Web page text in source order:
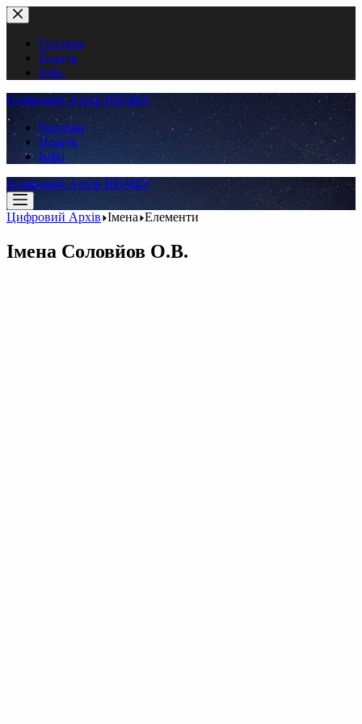
Перейти
до
вмістуГоловна
Пошук
Інфо
Цифровий Архів ННМБУ
Головна
Пошук
Інфо
Цифровий Архів ННМБУ
Цифровий Архів Імена Елементи
Імена Соловйов О.В.